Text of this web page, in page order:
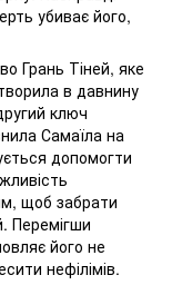
убиває його,
Грань Тіней, яке
в давнину
ключ
Самаїла на
допомогти
щоб забрати
Перемігши
його не
нефілімів.